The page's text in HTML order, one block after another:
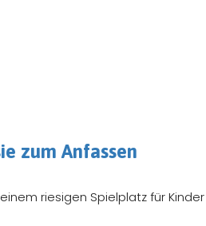
zum Anfassen
riesigen Spielplatz für Kinder